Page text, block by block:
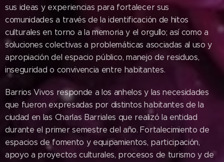
sus ideas y experiencias para fortalecer sus
comunidades a través de la identificación de hitos
culturales en torno a la memoria y el orgullo; así como a
soluciones colectivas a problemáticas asociadas al uso y
apropiación del espacio público, manejo de residuos,
inseguridad o convivencia entre habitantes.
Barrios Vivos responde a los anhelos y las necesidades
que fueron expresadas por distintos habitantes de la
ciudad en las Charlas Barriales que realizó la entidad
durante el primer semestre del año. Fortalecimiento de
espacios de fomento y equipamientos, participación,
apoyo a proyectos culturales, procesos de turismo y de